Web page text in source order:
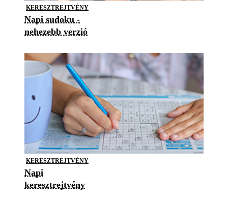
KERESZTREJTVÉNY
Napi sudoku -
nehezebb verzió
KERESZTREJTVÉNY
Napi
keresztrejtvény